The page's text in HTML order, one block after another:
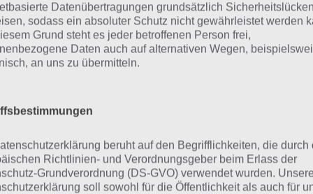
von 9GAG
Namen heißt das Spiel 9GAG Redhead
um keine geringere Seite als 9gag.com, auf welcher
Community geteilt und kommentiert werden.
auf. Nun will man sich mit Spiele Apps eine weitere
hat man dabei auf Touchten gesetzt, die im
unbekannt sind.
Datenübertragungen grundsätzlich Sicherheitslücken
sodass ein absoluter Schutz nicht gewährleistet werden
Grund steht es jeder betroffenen Person frei,
Daten auch auf alternativen Wegen,
an uns zu übermitteln.
beruht auf den Begrifflichkeiten, die durch
Richtlinien- und Verordnungsgeber beim Erlass der
Grundverordnung (DS-GVO) verwendet wurden. Unsere
soll sowohl für die Öffentlichkeit als auch für